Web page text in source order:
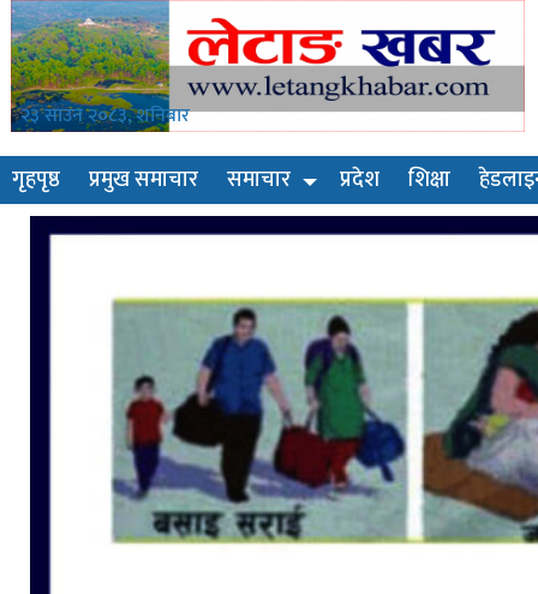
२३ साउन २०८३, शनिबार
गृहपृष्ठ प्रमुख समाचार समाचार प्रदेश शिक्षा